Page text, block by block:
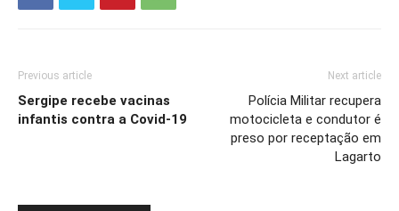
Previous article
Sergipe recebe vacinas
infantis contra a Covid-19
Next article
Polícia Militar recupera
motocicleta e condutor é
preso por receptação em
Lagarto